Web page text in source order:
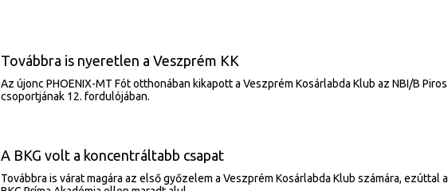
Továbbra is nyeretlen a Veszprém KK
Az újonc PHOENIX-MT Fót otthonában kikapott a Veszprém Kosárlabda Klub az NBI/B Piros
csoportjának 12. fordulójában.
A BKG volt a koncentráltabb csapat
Továbbra is várat magára az első győzelem a Veszprém Kosárlabda Klub számára, ezúttal a